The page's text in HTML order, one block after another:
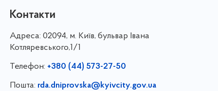
Контакти
Адреса: 02094, м. Київ, бульвар Івана
Котляревського,1/1
Телефон: +380 (44) 573-27-50
Пошта: rda.dniprovska@kyivcity.gov.ua